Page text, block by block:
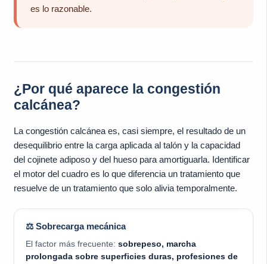
es lo razonable.
¿Por qué aparece la congestión
calcánea?
La congestión calcánea es, casi siempre, el resultado de un
desequilibrio entre la carga aplicada al talón y la capacidad
del cojinete adiposo y del hueso para amortiguarla. Identificar
el motor del cuadro es lo que diferencia un tratamiento que
resuelve de un tratamiento que solo alivia temporalmente.
⚖️ Sobrecarga mecánica
El factor más frecuente: sobrepeso, marcha
prolongada sobre superficies duras, profesiones de